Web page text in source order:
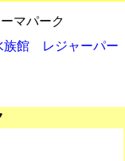
ーマパーク
族館
レジャーパー